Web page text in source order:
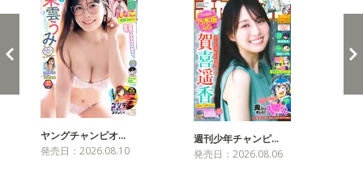
ヤングチャンピオ…
発売日：2026.08.10
週刊少年チャンピ…
発売日：2026.08.06